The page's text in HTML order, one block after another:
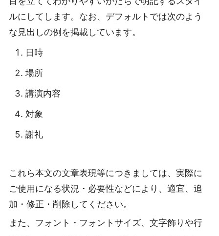
ルにしてします。なお、デフォルトでは次のよう
な見出しの例を掲載しています。
日時
場所
講演内容
対象
謝礼
これら本文の文章表現等につきましては、実際に
ご使用になる状況・必要性などにより、適宜、追
加・修正・削除してください。
また、フォント・フォントサイズ、文字飾りや行